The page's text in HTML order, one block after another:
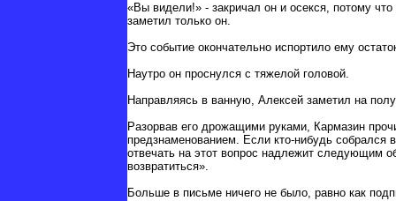
«Вы видели!» - закричал он и осекся, потому
заметил только он.
Это событие окончательно испортило ему
Наутро он проснулся с тяжелой головой.
Направляясь в ванную, Алексей заметил на
Разорвав его дрожащими руками, Кармазин
предзнаменованием. Если кто-нибудь
отвечать на этот вопрос надлежит следующим
возвратиться».
Больше в письме ничего не было, равно как